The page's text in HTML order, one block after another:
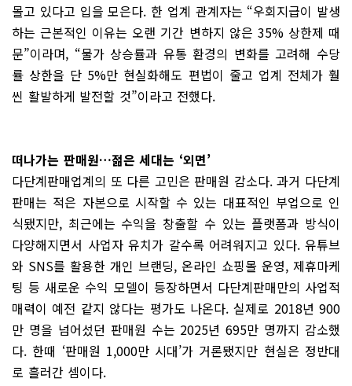
몰고 있다고 입을 모은다. 한 업계 관계자는 “우회지급이 발생
하는 근본적인 이유는 오랜 기간 변하지 않은 35% 상한제 때
문”이라며, “물가 상승률과 유통 환경의 변화를 고려해 수당
률 상한을 단 5%만 현실화해도 편법이 줄고 업계 전체가 훨
씬 활발하게 발전할 것”이라고 전했다.
떠나가는 판매원…젊은 세대는 ‘외면’
다단계판매업계의 또 다른 고민은 판매원 감소다. 과거 다단계
판매는 적은 자본으로 시작할 수 있는 대표적인 부업으로 인
식됐지만, 최근에는 수익을 창출할 수 있는 플랫폼과 방식이
다양해지면서 사업자 유치가 갈수록 어려워지고 있다. 유튜브
와 SNS를 활용한 개인 브랜딩, 온라인 쇼핑몰 운영, 제휴마케
팅 등 새로운 수익 모델이 등장하면서 다단계판매만의 사업적
매력이 예전 같지 않다는 평가도 나온다. 실제로 2018년 900
만 명을 넘어섰던 판매원 수는 2025년 695만 명까지 감소했
다. 한때 ‘판매원 1,000만 시대’가 거론됐지만 현실은 정반대
로 흘러간 셈이다.